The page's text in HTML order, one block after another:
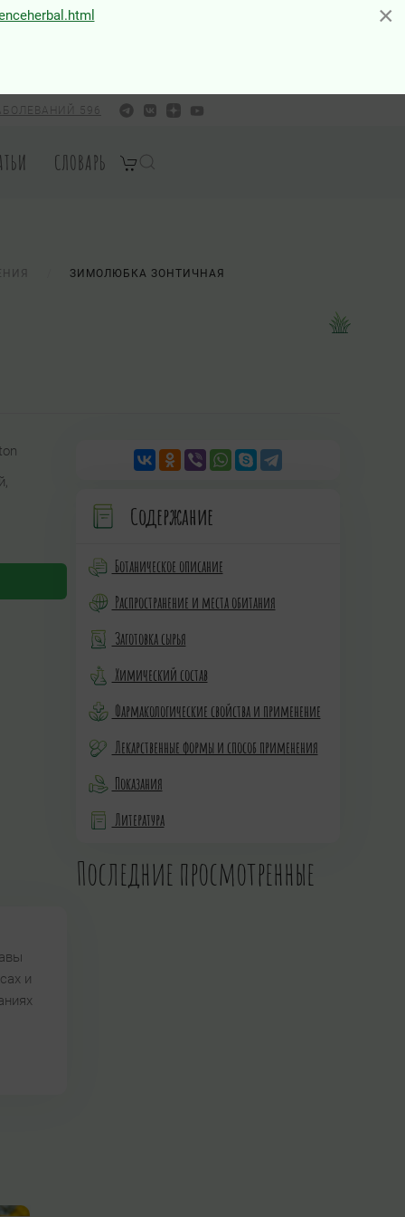
×
596
СЛОВАРЬ
ЗИМОЛЮБКА ЗОНТИЧНАЯ
Содержание
Ботаническое описание
Распространение и места обитания
Заготовка сырья
Химический состав
Фармакологические свойства и применение
Лекарственные формы и способ применения
Показания
Литература
и
Последние просмотренные
×